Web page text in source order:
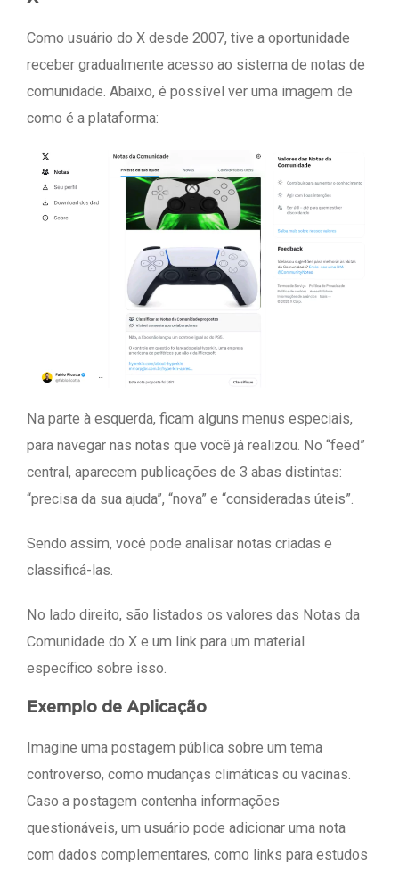
Como usuário do X desde 2007, tive a oportunidade
receber gradualmente acesso ao sistema de notas de
comunidade. Abaixo, é possível ver uma imagem de
como é a plataforma:
Na parte à esquerda, ficam alguns menus especiais,
para navegar nas notas que você já realizou. No “feed”
central, aparecem publicações de 3 abas distintas:
“precisa da sua ajuda”, “nova” e “consideradas úteis”.
Sendo assim, você pode analisar notas criadas e
classificá-las.
No lado direito, são listados os valores das Notas da
Comunidade do X e um link para um material
específico sobre isso.
Exemplo de Aplicação
Imagine uma postagem pública sobre um tema
controverso, como mudanças climáticas ou vacinas.
Caso a postagem contenha informações
questionáveis, um usuário pode adicionar uma nota
com dados complementares, como links para estudos